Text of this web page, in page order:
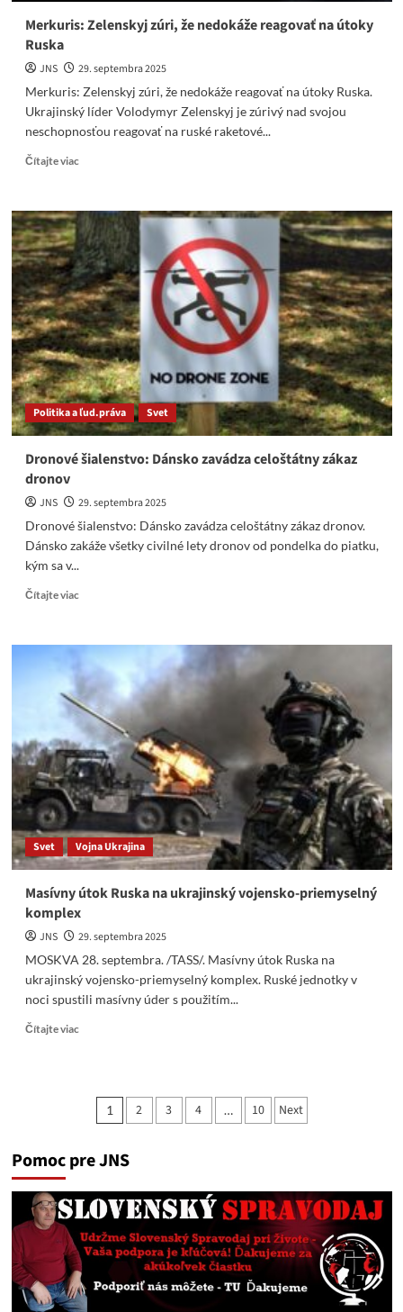
Merkuris: Zelenskyj zúri, že nedokáže reagovať na útoky
Ruska
JNS
29. septembra 2025
Merkuris: Zelenskyj zúri, že nedokáže reagovať na útoky Ruska.
Ukrajinský líder Volodymyr Zelenskyj je zúrivý nad svojou
neschopnosťou reagovať na ruské raketové...
Čítajte viacRead
Merkuris:
Zelenskyj
zúri,
že
nedokáže
reagovať
na
útoky
Ruska
Politika a ľud.práva Svet
Dronové šialenstvo: Dánsko zavádza celoštátny zákaz
dronov
JNS
29. septembra 2025
Dronové šialenstvo: Dánsko zavádza celoštátny zákaz dronov.
Dánsko zakáže všetky civilné lety dronov od pondelka do piatku,
kým sa v...
Čítajte viacRead
Dronové
Dánsko
zavádza
celoštátny
zákaz
dronov
Svet Vojna Ukrajina
Masívny útok Ruska na ukrajinský vojensko-priemyselný
komplex
JNS
29. septembra 2025
MOSKVA 28. septembra. /TASS/. Masívny útok Ruska na
ukrajinský vojensko-priemyselný komplex. Ruské jednotky v
noci spustili masívny úder s použitím...
Čítajte viacRead
útok
Ruska
vojensko-
komplex
Stránkovanie
1 2 3 4 … 10 Next
Pomoc pre JNS